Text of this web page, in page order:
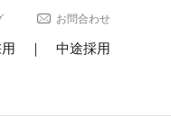
お問合わせ
｜ 中途採用